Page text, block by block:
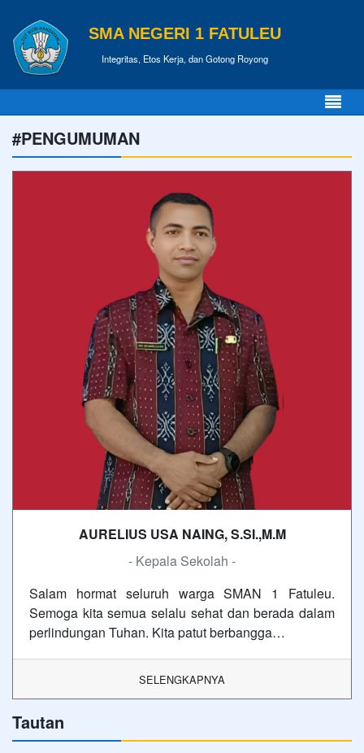
SMA NEGERI 1 FATULEU
Integritas, Etos Kerja, dan Gotong Royong
#PENGUMUMAN
AURELIUS USA NAING, S.SI.,M.M
- Kepala Sekolah -
Salam hormat seluruh warga SMAN 1 Fatuleu.
Semoga kita semua selalu sehat dan berada dalam
perlindungan Tuhan. Kita patut berbangga…
SELENGKAPNYA
Tautan